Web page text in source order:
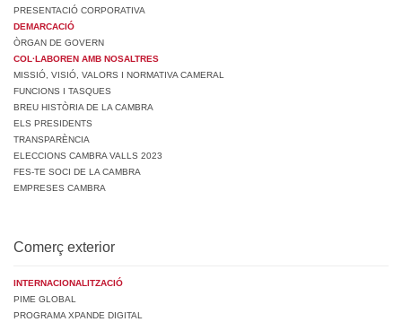
PRESENTACIÓ CORPORATIVA
DEMARCACIÓ
ÒRGAN DE GOVERN
COL·LABOREN AMB NOSALTRES
MISSIÓ, VISIÓ, VALORS I NORMATIVA CAMERAL
FUNCIONS I TASQUES
BREU HISTÒRIA DE LA CAMBRA
ELS PRESIDENTS
TRANSPARÈNCIA
ELECCIONS CAMBRA VALLS 2023
FES-TE SOCI DE LA CAMBRA
EMPRESES CAMBRA
Comerç exterior
INTERNACIONALITZACIÓ
PIME GLOBAL
PROGRAMA XPANDE DIGITAL